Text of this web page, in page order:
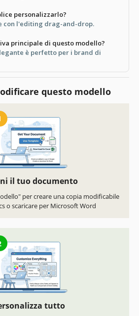
personalizzarlo?
con l'editing drag-and-drop.
principale di questo modello?
è perfetto per i brand di
questo modello
il tuo documento
per creare una copia modificabile
o scaricare per Microsoft Word
tutto